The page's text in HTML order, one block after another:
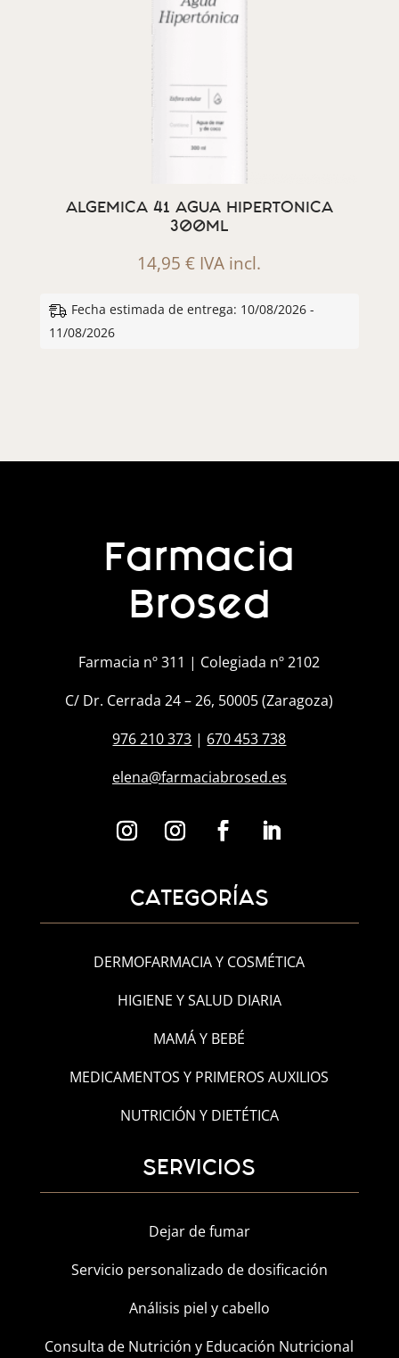
ALGEMICA 41 AGUA HIPERTONICA
300ML
14,95€ IVA incl.
Fecha estimada de entrega: 10/08/2026 -
11/08/2026
Farmacia
Brosed
Farmacia nº 311 | Colegiada nº 2102
C/ Dr. Cerrada 24 – 26, 50005 (Zaragoza)
976 210 373 | 670 453 738
elena@farmaciabrosed.es
CATEGORÍAS
DERMOFARMACIA Y COSMÉTICA
HIGIENE Y SALUD DIARIA
MAMÁ Y BEBÉ
MEDICAMENTOS Y PRIMEROS AUXILIOS
NUTRICIÓN Y DIETÉTICA
SERVICIOS
Dejar de fumar
Servicio personalizado de dosificación
Análisis piel y cabello
Consulta de Nutrición y Educación Nutricional